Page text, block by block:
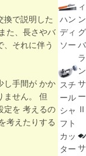
換で説明した
た、長さやバ
、それに伴う
し手間が かか
ません。 但
定を 考えるの
考えたりする
ハン
ディ
ソー
スチ
ール
シャ
フト
カッ
ター
ィ
ン
グ
バ
ラ
ン
サ
ー
II
サ